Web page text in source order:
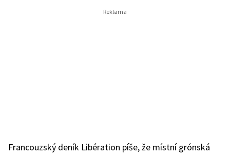
Francouzský deník Libération píše, že místní grónská